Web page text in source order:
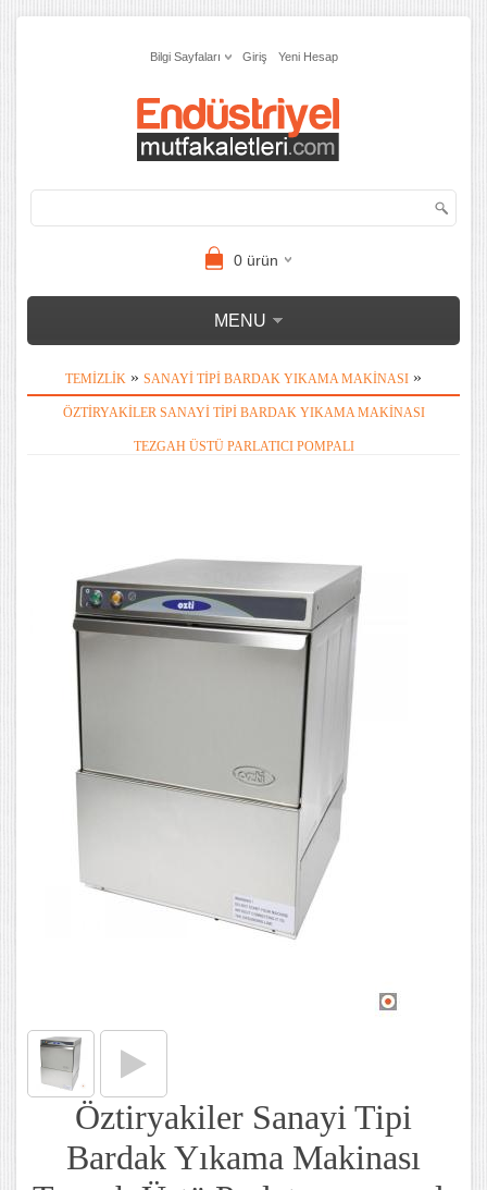
Bilgi Sayfaları Giriş Yeni Hesap
0ürün
MENU
TEMIZLIK » SANAYI TIPI BARDAK YIKAMA MAKINASI »
ÖZTIRYAKILER SANAYI TIPI BARDAK YIKAMA MAKINASI
TEZGAH ÜSTÜ PARLATICI POMPALI
Öztiryakiler Sanayi Tipi
Bardak Yıkama Makinası